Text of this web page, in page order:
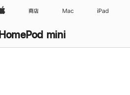
Apple 商店 Mac iPad
HomePod mini